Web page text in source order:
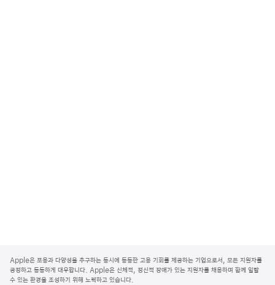
p
p
l
Apple은 포용과 다양성을 추구하는 동시에 동등한 고용 기회를 제공하는 기업으로서, 모든 지원자를
공정하고 동등하게 대우합니다. Apple은 신체적, 정신적 장애가 있는 지원자를 채용하며 함께 일할
수 있는 환경을 조성하기 위해 노력하고 있습니다.